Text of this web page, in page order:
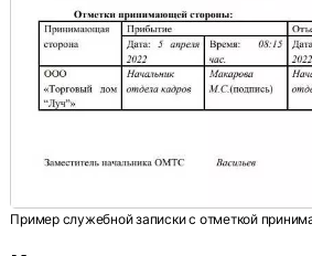
Пример служебной записки с отметкой